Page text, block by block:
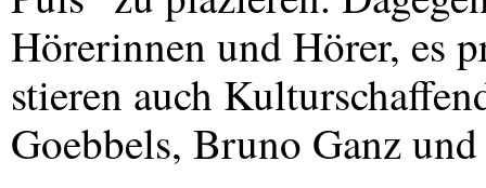
Hörerinnen und Hörer, es
stieren auch
Goebbels, Bruno Ganz